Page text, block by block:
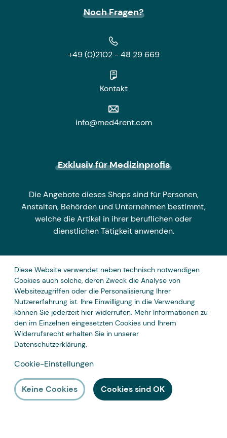
Noch Fragen?
+49 (0)2102 - 48 29 669
Kontakt
info@med4rent.com
Exklusiv für Medizinprofis
Die Angebote dieses Shops sind für Personen,
Anstalten, Behörden und Unternehmen bestimmt,
welche die Artikel in ihrer beruflichen oder
dienstlichen Tätigkeit anwenden.
Zahlungsarten
Diese Website verwendet neben technisch notwendigen
Cookies auch solche, deren Zweck die Analyse von
Websitezugriffen oder die Personalisierung Ihrer
Nutzererfahrung ist. Ihre Einwilligung in die Verwendung
können Sie jederzeit hier widerrufen. Mehr Informationen zu
den im Einzelnen eingesetzten Cookies und Ihrem
Widerrufsrecht erhalten Sie in unserer
Datenschutzerklärung.
Cookie-Einstellungen
Keine Cookies Cookies sind OK